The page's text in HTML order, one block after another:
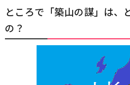
ところで「築山の謀」は、
の？